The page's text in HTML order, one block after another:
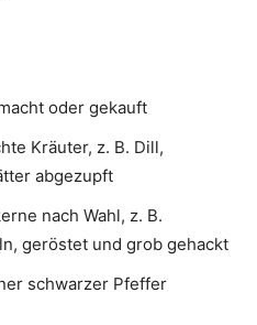
oder gekauft
Kräuter, z. B. Dill,
abgezupft
nach Wahl, z. B.
geröstet und grob gehackt
schwarzer Pfeffer